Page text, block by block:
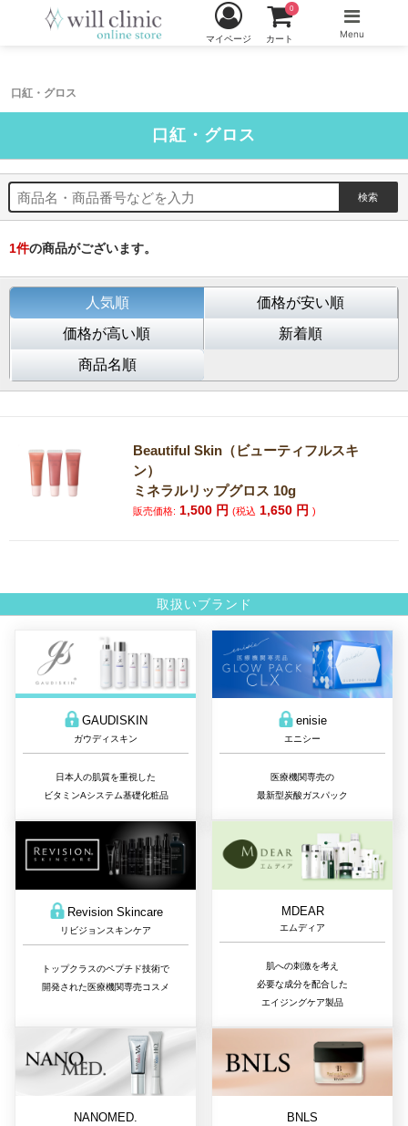
口紅・グロス
マイページ カート
0
Menu
口紅・グロス
1件の商品がございます。
人気順
価格が安い順
価格が高い順
新着順
商品名順
Beautiful Skin（ビューティフルスキ
ン）
ミネラルリップグロス 10g
販売価格: 1,500 円(税込 1,650 円)
取扱いブランド
GAUDISKIN
ガウディスキン
日本人の肌質を重視した
ビタミンAシステム基礎化粧品
enisie
エニシー
医療機関専売の
最新型炭酸ガスパック
Revision Skincare
リビジョンスキンケア
トップクラスのペプチド技術で
開発された医療機関専売コスメ
MDEAR
エムディア
肌への刺激を考え
必要な成分を配合した
エイジングケア製品
NANOMED. BNLS